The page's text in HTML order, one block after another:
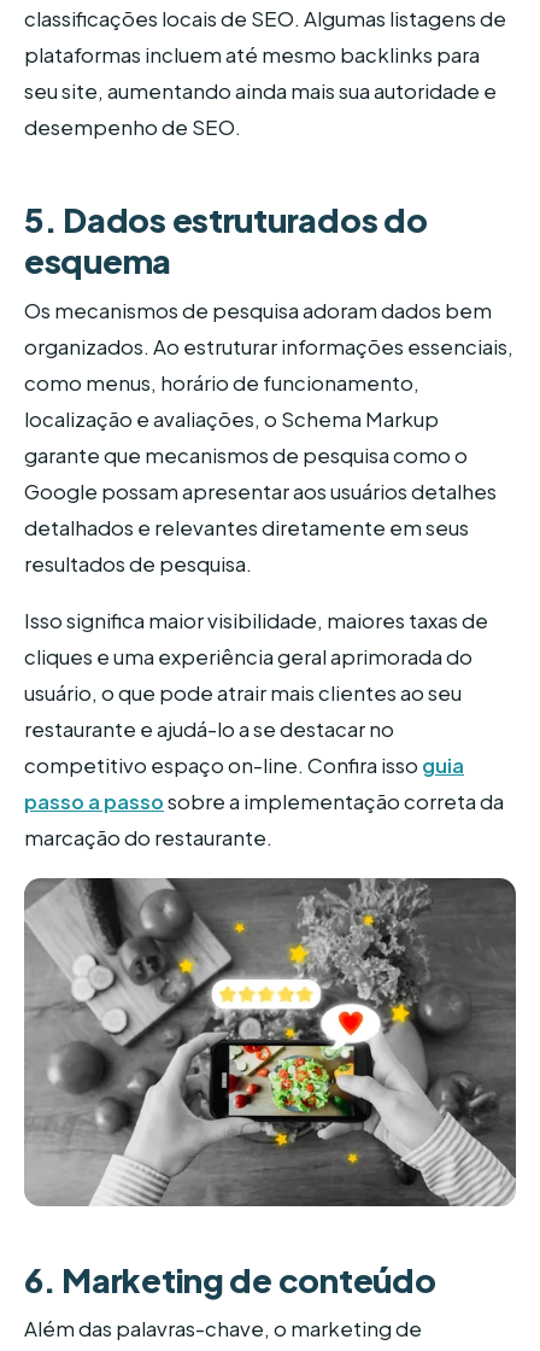
classificações locais de SEO. Algumas listagens de
plataformas incluem até mesmo backlinks para
seu site, aumentando ainda mais sua autoridade e
desempenho de SEO.
5. Dados estruturados do
esquema
Os mecanismos de pesquisa adoram dados bem
organizados. Ao estruturar informações essenciais,
como menus, horário de funcionamento,
localização e avaliações, o Schema Markup
garante que mecanismos de pesquisa como o
Google possam apresentar aos usuários detalhes
detalhados e relevantes diretamente em seus
resultados de pesquisa.
Isso significa maior visibilidade, maiores taxas de
cliques e uma experiência geral aprimorada do
usuário, o que pode atrair mais clientes ao seu
restaurante e ajudá-lo a se destacar no
competitivo espaço on-line. Confira isso guia
passo a passosobre a implementação correta da
marcação do restaurante.
6. Marketing de conteúdo
Além das palavras-chave, o marketing de